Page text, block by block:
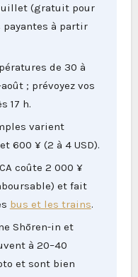
(gratuit pour
payantes à partir
de 30 à
; prévoyez vos
17 h.
varient
600 ¥ (2 à 4 USD).
coûte 2 000 ¥
et fait
bus et les trains.
Shōren-in et
à 20–40
et sont bien